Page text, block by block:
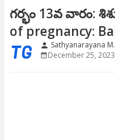
గర్భం 13వ వారం:
of pregnancy:
person Sathyanarayana
December 25, 2023